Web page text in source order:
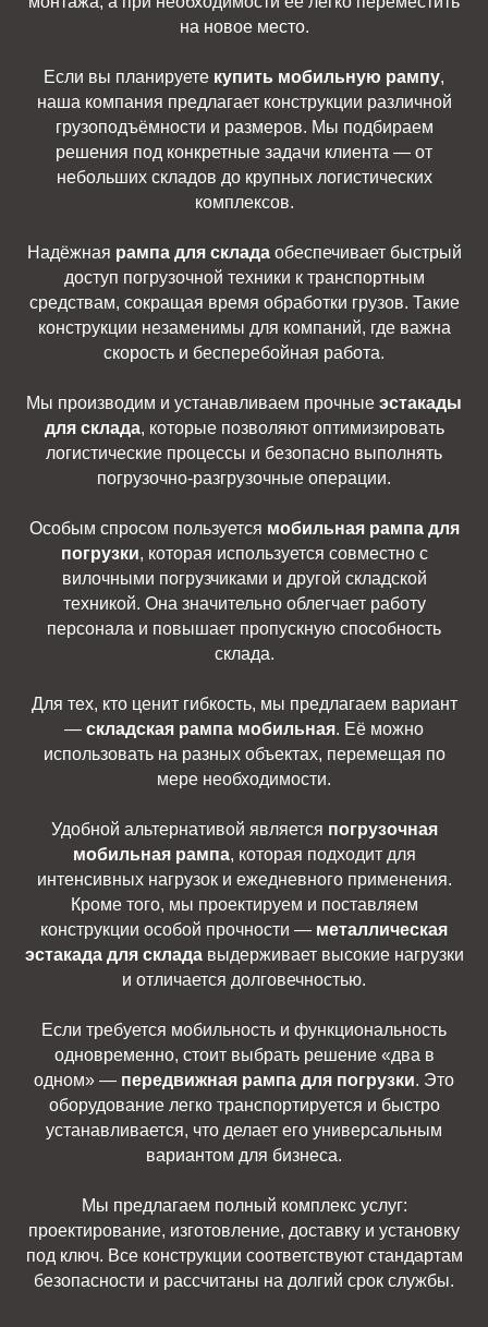
на новое место.
Если вы планируете купить мобильную рампу,
наша компания предлагает конструкции различной
грузоподъёмности и размеров. Мы подбираем
решения под конкретные задачи клиента — от
небольших складов до крупных логистических
комплексов.
Надёжная рампа для складаобеспечивает быстрый
доступ погрузочной техники к транспортным
средствам, сокращая время обработки грузов. Такие
конструкции незаменимы для компаний, где важна
скорость и бесперебойная работа.
Мы производим и устанавливаем прочные эстакады
для склада, которые позволяют оптимизировать
логистические процессы и безопасно выполнять
погрузочно-разгрузочные операции.
Особым спросом пользуется мобильная рампа для
погрузки, которая используется совместно с
вилочными погрузчиками и другой складской
техникой. Она значительно облегчает работу
персонала и повышает пропускную способность
склада.
Для тех, кто ценит гибкость, мы предлагаем вариант
— складская рампа мобильная. Её можно
использовать на разных объектах, перемещая по
мере необходимости.
Удобной альтернативой является погрузочная
мобильная рампа, которая подходит для
интенсивных нагрузок и ежедневного применения.
Кроме того, мы проектируем и поставляем
конструкции особой прочности — металлическая
эстакада для складавыдерживает высокие нагрузки
и отличается долговечностью.
Если требуется мобильность и функциональность
одновременно, стоит выбрать решение «два в
одном» — передвижная рампа для погрузки. Это
оборудование легко транспортируется и быстро
устанавливается, что делает его универсальным
вариантом для бизнеса.
Мы предлагаем полный комплекс услуг:
проектирование, изготовление, доставку и установку
под ключ. Все конструкции соответствуют стандартам
безопасности и рассчитаны на долгий срок службы.